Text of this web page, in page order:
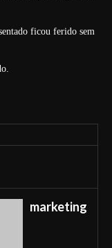
ficou ferido sem
marketing